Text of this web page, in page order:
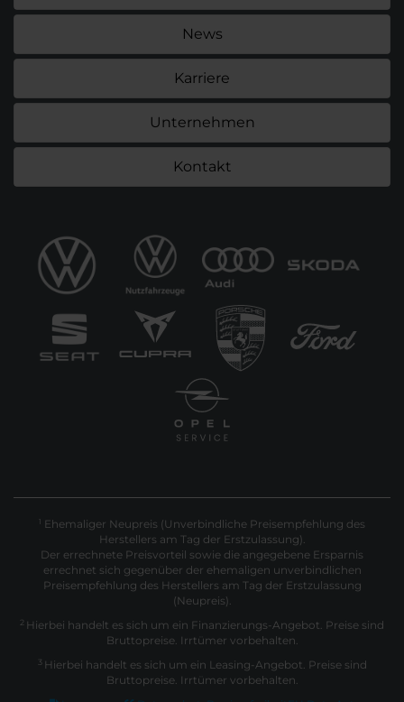
News
Karriere
Unternehmen
Kontakt
1 Ehemaliger Neupreis (Unverbindliche Preisempfehlung des
Herstellers am Tag der Erstzulassung).
Der errechnete Preisvorteil sowie die angegebene Ersparnis
errechnet sich gegenüber der ehemaligen unverbindlichen
Preisempfehlung des Herstellers am Tag der Erstzulassung
(Neupreis).
2 Hierbei handelt es sich um ein Finanzierungs-Angebot. Preise sind
Bruttopreise. Irrtümer vorbehalten.
3 Hierbei handelt es sich um ein Leasing-Angebot. Preise sind
Bruttopreise. Irrtümer vorbehalten.